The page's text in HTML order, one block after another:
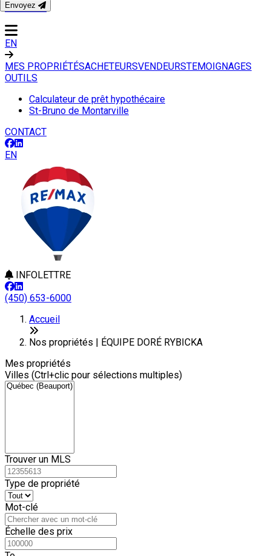
CONTACT
EN
MES PROPRIÉTÉSACHETEURSVENDEURSTEMOIGNAGES
OUTILS
Calculateur de prêt hypothécaire
St-Bruno de Montarville
CONTACT
EN
INFOLETTRE
(450) 653-6000
+
−
Accueil
Nos propriétés | ÉQUIPE DORÉ RYBICKA
Mes propriétés
Villes (Ctrl+clic pour sélections multiples)
Trouver un MLS
Type de propriété
Mot-clé
Échelle des prix
Envoyez